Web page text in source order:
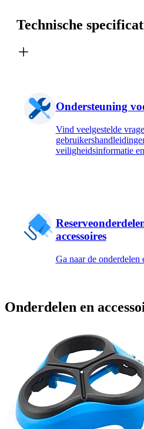
Technische
Ondersteuning
Vind veelgestelde
veiligheidsinformatie
accessoires
Ga naar de onderdelen
Onderdelen en